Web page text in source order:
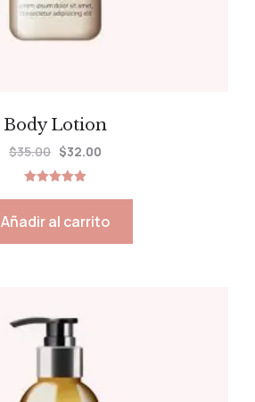
Body Lotion
5.00
de 5
$35.00 $32.00
Añadir al carrito